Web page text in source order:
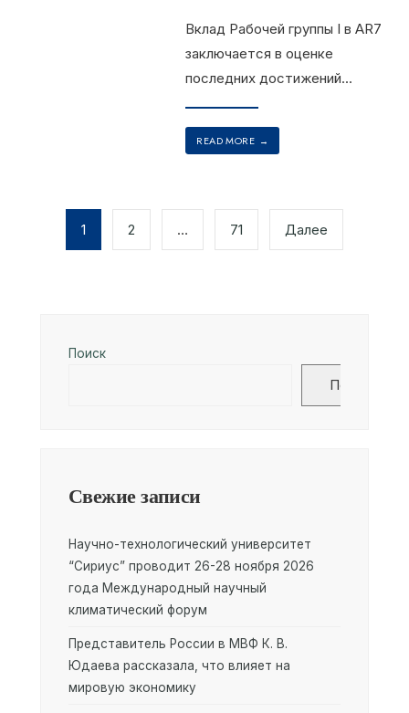
Вклад Рабочей группы I в AR7
заключается в оценке
последних достижений...
READ MORE →
1 2 … 71 Далее
Поиск
Поиск
Свежие записи
Научно-технологический университет
“Сириус” проводит 26-28 ноября 2026
года Международный научный
климатический форум
Представитель России в МВФ К. В.
Юдаева рассказала, что влияет на
мировую экономику